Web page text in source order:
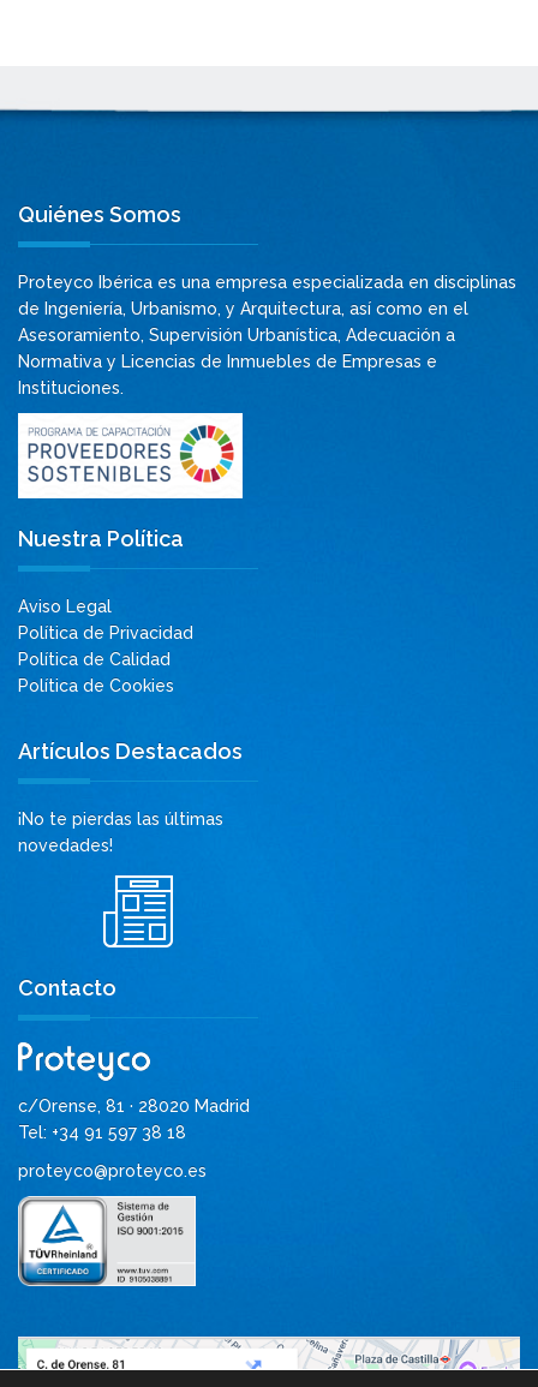
Quiénes Somos
Proteyco Ibérica es una empresa especializada en disciplinas
de Ingeniería, Urbanismo, y Arquitectura, así como en el
Asesoramiento, Supervisión Urbanística, Adecuación a
Normativa y Licencias de Inmuebles de Empresas e
Instituciones.
Nuestra Política
Aviso Legal
Política de Privacidad
Política de Calidad
Política de Cookies
Artículos Destacados
¡No te pierdas las últimas
novedades!
Contacto
c/Orense, 81 · 28020 Madrid
Tel: +34 91 597 38 18
proteyco@proteyco.es